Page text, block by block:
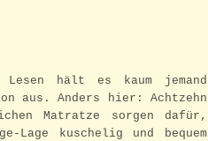
hält es kaum jemand
aus. Anders hier: Achtzehn
Matratze sorgen dafür,
Lage kuschelig und bequem